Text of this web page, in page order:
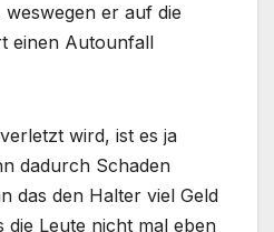
er auf die
einen Autounfall
wird, ist es ja
dadurch Schaden
das den Halter viel Geld
die Leute nicht mal eben